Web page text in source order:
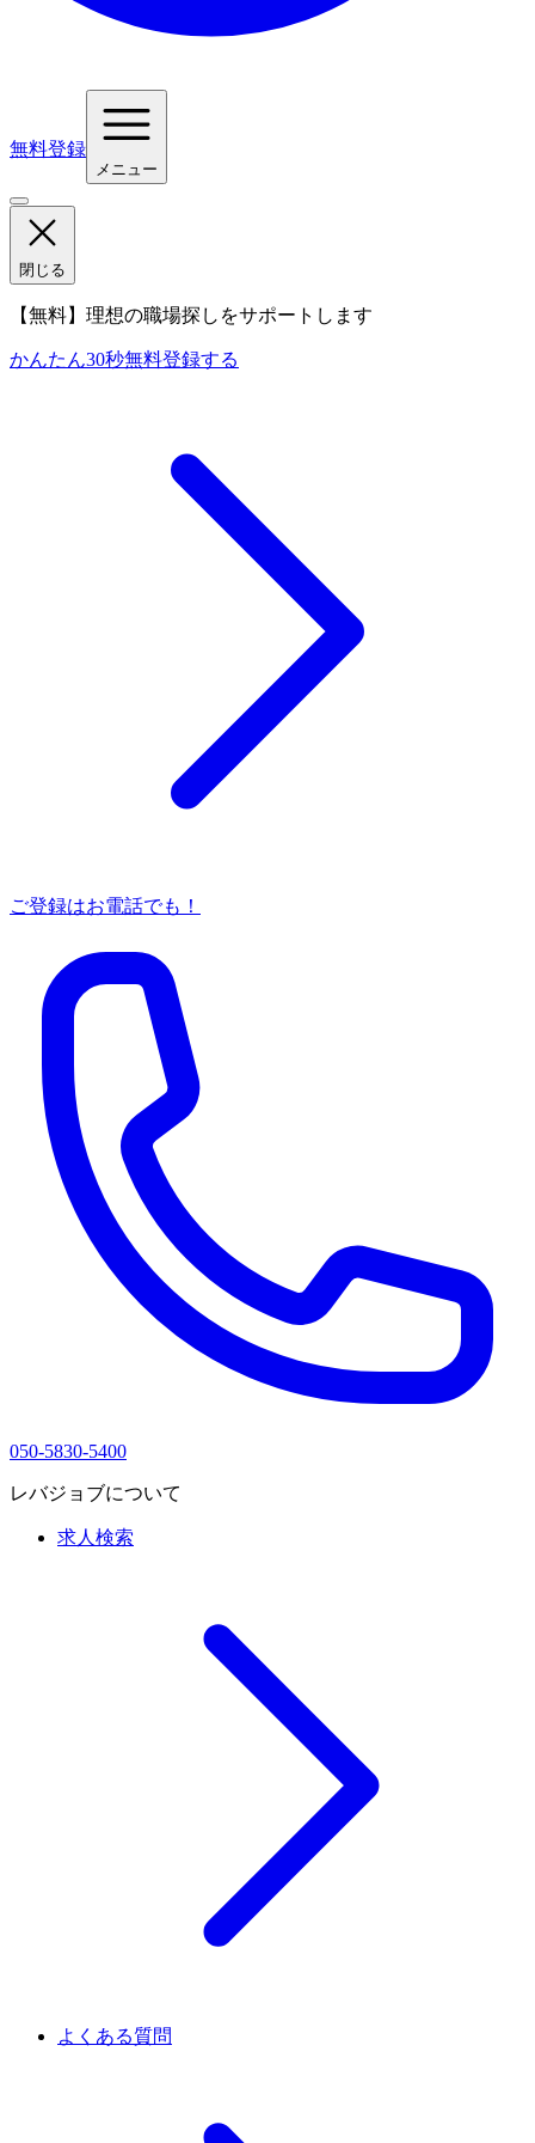
無料登録
メニュー
閉じる
【無料】理想の職場探しをサポートします
かんたん30秒無料登録する
ご登録はお電話でも！
050-5830-5400
レバジョブについて
求人検索
よくある質問